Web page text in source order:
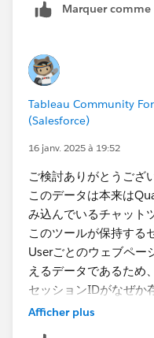
上記によりパラメータ
なり、単一選択（ラジ
きました。
が２個あるので、２行
す。
データ更新オペレーシ
①外部システムから出
ォルダに保存
②定期的にTableau
Marquer
Tableau Community
(Salesforce)
16 janv. 2025 à 19:52
ご検討ありがとうござ
このデータは本来は
み込んでいるチャット
このツールが保持する
Userごとのウェブペー
えるデータであるため
セッションIDがなぜか
Afficher plus